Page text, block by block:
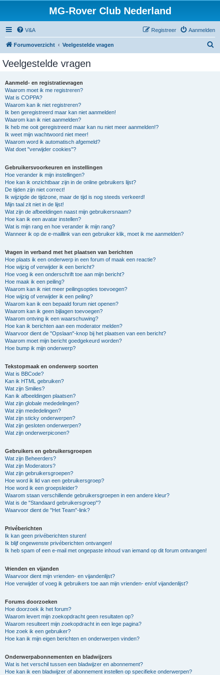
MG-Rover Club Nederland
V&A Aanmelden
Registreer
Forumoverzicht Veelgestelde vragen
Veelgestelde vragen
Aanmeld- en registratievragen
Waarom moet ik me registreren?
Wat is COPPA?
Waarom kan ik niet registreren?
Ik ben geregistreerd maar kan niet aanmelden!
Waarom kan ik niet aanmelden?
Ik heb me ooit geregistreerd maar kan nu niet meer aanmelden!?
Ik weet mijn wachtwoord niet meer!
Waarom word ik automatisch afgemeld?
Wat doet "verwijder cookies"?
Gebruikersvoorkeuren en instellingen
Hoe verander ik mijn instellingen?
Hoe kan ik onzichtbaar zijn in de online gebruikers lijst?
De tijden zijn niet correct!
Ik wijzigde de tijdzone, maar de tijd is nog steeds verkeerd!
Mijn taal zit niet in de lijst!
Wat zijn de afbeeldingen naast mijn gebruikersnaam?
Hoe kan ik een avatar instellen?
Wat is mijn rang en hoe verander ik mijn rang?
Wanneer ik op de e-maillink van een gebruiker klik, moet ik me aanmelden?
Vragen in verband met het plaatsen van berichten
Hoe plaats ik een onderwerp in een forum of maak een reactie?
Hoe wijzig of verwijder ik een bericht?
Hoe voeg ik een onderschrift toe aan mijn bericht?
Hoe maak ik een peiling?
Waarom kan ik niet meer peilingsopties toevoegen?
Hoe wijzig of verwijder ik een peiling?
Waarom kan ik een bepaald forum niet openen?
Waarom kan ik geen bijlagen toevoegen?
Waarom ontving ik een waarschuwing?
Hoe kan ik berichten aan een moderator melden?
Waarvoor dient de "Opslaan"-knop bij het plaatsen van een bericht?
Waarom moet mijn bericht goedgekeurd worden?
Hoe bump ik mijn onderwerp?
Tekstopmaak en onderwerp soorten
Wat is BBCode?
Kan ik HTML gebruiken?
Wat zijn Smilies?
Kan ik afbeeldingen plaatsen?
Wat zijn globale mededelingen?
Wat zijn mededelingen?
Wat zijn sticky onderwerpen?
Wat zijn gesloten onderwerpen?
Wat zijn onderwerpiconen?
Gebruikers en gebruikersgroepen
Wat zijn Beheerders?
Wat zijn Moderators?
Wat zijn gebruikersgroepen?
Hoe word ik lid van een gebruikersgroep?
Hoe word ik een groepsleider?
Waarom staan verschillende gebruikersgroepen in een andere kleur?
Wat is de "Standaard gebruikersgroep"?
Waarvoor dient de "Het Team"-link?
Privéberichten
Ik kan geen privéberichten sturen!
Ik blijf ongewenste privéberichten ontvangen!
Ik heb spam of een e-mail met ongepaste inhoud van iemand op dit forum ontvangen!
Vrienden en vijanden
Waarvoor dient mijn vrienden- en vijandenlijst?
Hoe verwijder of voeg ik gebruikers toe aan mijn vrienden- en/of vijandenlijst?
Forums doorzoeken
Hoe doorzoek ik het forum?
Waarom levert mijn zoekopdracht geen resultaten op?
Waarom resulteert mijn zoekopdracht in een lege pagina?
Hoe zoek ik een gebruiker?
Hoe kan ik mijn eigen berichten en onderwerpen vinden?
Onderwerpabonnementen en bladwijzers
Wat is het verschil tussen een bladwijzer en abonnement?
Hoe kan ik een bladwijzer of abonnement instellen op specifieke onderwerpen?